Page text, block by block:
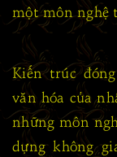
một môn nghệ
Kiến trúc
văn hóa của
những môn
dựng không